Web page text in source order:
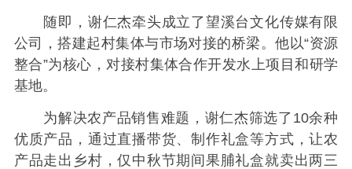
随即，谢仁杰牵头成立了望溪台文化传媒有限
公司，搭建起村集体与市场对接的桥梁。他以“资源
整合”为核心，对接村集体合作开发水上项目和研学
基地。
为解决农产品销售难题，谢仁杰筛选了10余种
优质产品，通过直播带货、制作礼盒等方式，让农
产品走出乡村，仅中秋节期间果脯礼盒就卖出两三